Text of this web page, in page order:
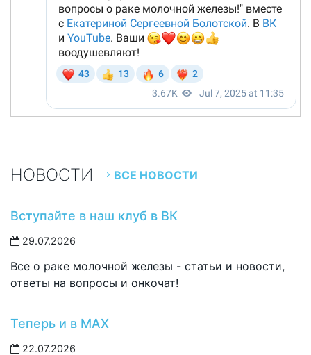
НОВОСТИ ВСЕ НОВОСТИ
Вступайте в наш клуб в ВК
29.07.2026
Все о раке молочной железы - статьи и новости,
ответы на вопросы и онкочат!
Теперь и в MAX
22.07.2026